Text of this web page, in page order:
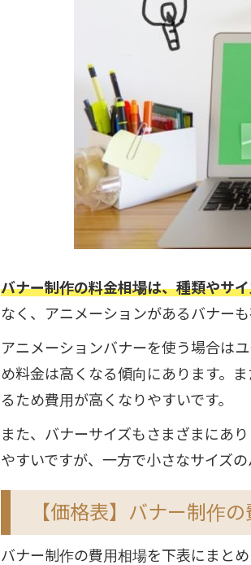
バナー制作の料金相場は、種類やサ
なく、アニメーションがあるバナーも
アニメーションバナーを使う場合は
め料金は高くなる傾向にあります。
るため費用が高くなりやすいです。
また、バナーサイズもさまざまにあ
やすいですが、一方で小さなサイズ
【価格表】バナー制作
バナー制作の費用相場を下表にまとめ